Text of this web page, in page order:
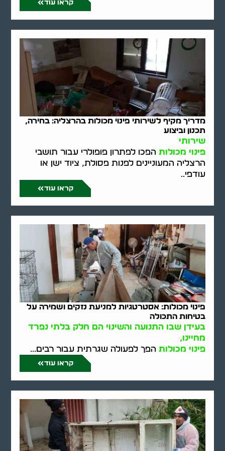
קראו עוד
מדריך מקיף לשירותי פינוי מכולות בהרצליה: בחירה,
תכנון וביצוע
שירותי
פינוי מכולות הפכו לפתרון פופולרי עבור תושבי
הרצליה המעוניינים לפנות פסולת, ציוד ישן או
עודפי..
קראו עוד
פינוי מכולות: אסטרטגיות למניעת נזקים ושמירה על
בטיחות התכולה
בעידן שבו התנועה והשינוי הם חלק בלתי נפרד
מחיינו,
פינוי מכולות הפך לפעולה שגרתית עבור רבים...
קראו עוד